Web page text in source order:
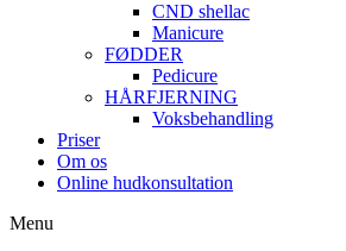
CND shellac
Manicure
FØDDER
Pedicure
HÅRFJERNING
Voksbehandling
Priser
Om os
Online hudkonsultation
Menu